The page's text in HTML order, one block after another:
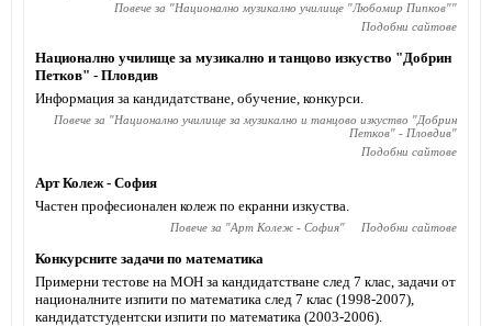
Повече за "Национално музикално училище "Любомир Пипков""
Подобни сайтове
Национално училище за музикално и танцово изкуство "Добрин
Петков" - Пловдив
Информация за кандидатстване, обучение, конкурси.
Повече за "Национално училище за музикално и танцово изкуство "Добрин
Петков" - Пловдив"
Подобни сайтове
Арт Колеж - София
Частен професионален колеж по екранни изкуства.
Повече за "Арт Колеж - София" Подобни сайтове
Конкурсните задачи по математика
Примерни тестове на МОН за кандидатстване след 7 клас, задачи от
националните изпити по математика след 7 клас (1998-2007),
кандидатстудентски изпити по математика (2003-2006).